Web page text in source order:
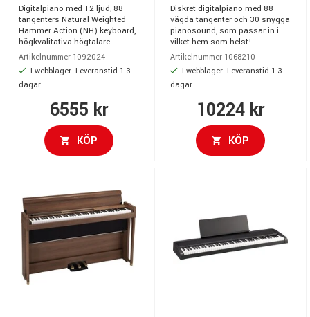
Digitalpiano med 12 ljud, 88
tangenters Natural Weighted
Hammer Action (NH) keyboard,
högkvalitativa högtalare...
Artikelnummer 1092024
I webblager. Leveranstid 1-3
dagar
6555 kr
KÖP
Diskret digitalpiano med 88
vägda tangenter och 30 snygga
pianosound, som passar in i
vilket hem som helst!
Artikelnummer 1068210
I webblager. Leveranstid 1-3
dagar
10224 kr
KÖP